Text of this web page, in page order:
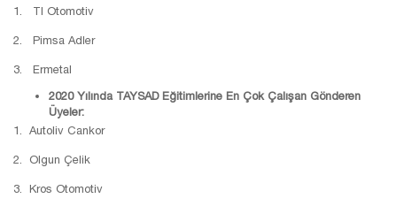
1. TI Otomotiv
2. Pimsa Adler
3. Ermetal
2020 Yılında TAYSAD Eğitimlerine En Çok Çalışan Gönderen
Üyeler:
1. Autoliv Cankor
2. Olgun Çelik
3. Kros Otomotiv